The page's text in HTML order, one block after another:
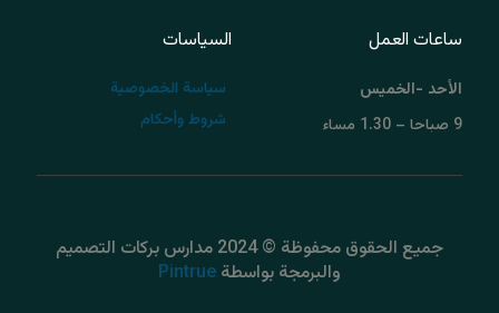
ساعات العمل
الأحد -الخميس
9 صباحا – 1.30 مساء
السياسات
سياسة الخصوصية
شروط وأحكام
جميع الحقوق محفوظة © 2024 مدارس بركات التصميم
والبرمجة بواسطة Pintrue